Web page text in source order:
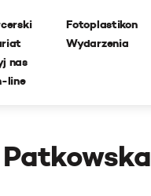
nas
line
Fotoplastikon
Wydarzenia